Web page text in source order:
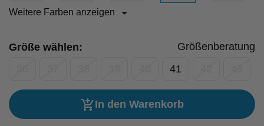
Weitere Farben anzeigen
Größe wählen:
Größenberatung
41
In den Warenkorb